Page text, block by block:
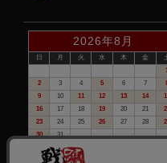
2026年8月
日 月 火 水 木 金
2
3 4 5 6 7
9
10 11 12 13 14
16
17 18 19 20 21
23
24 25 26 27 28
30
31
赤い日付が定休日です。